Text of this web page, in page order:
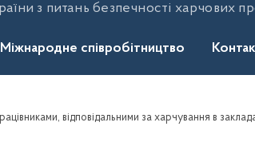
з питань безпечності харчових
Міжнародне співробітництво